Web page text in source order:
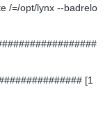
/=/opt/lynx --badrelo
[1